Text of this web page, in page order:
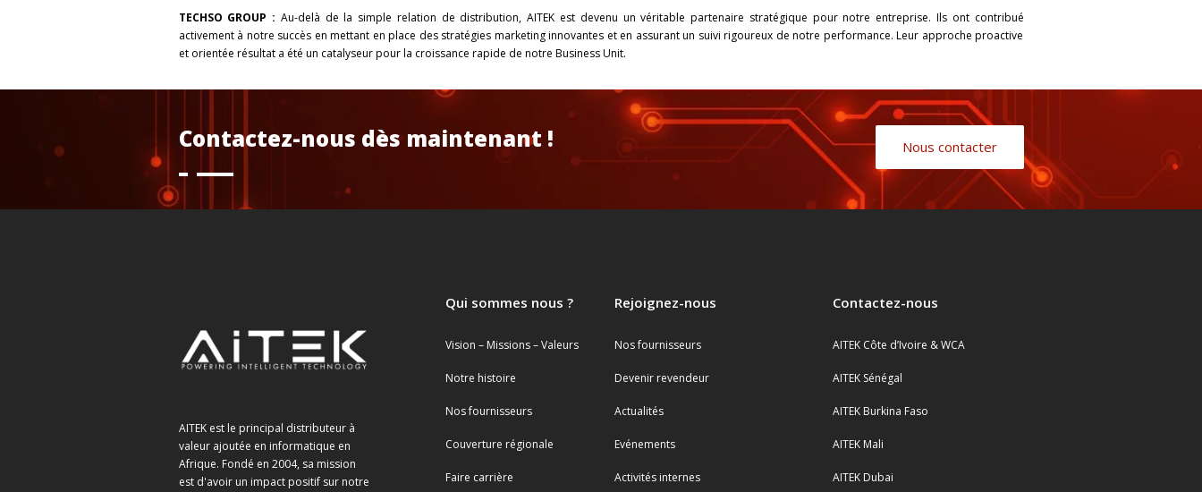
TECHSO GROUP : Au-delà de la simple relation de distribution, AITEK est devenu un véritable partenaire stratégique pour notre entreprise. Ils ont contribué
activement à notre succès en mettant en place des stratégies marketing innovantes et en assurant un suivi rigoureux de notre performance. Leur approche proactive
et orientée résultat a été un catalyseur pour la croissance rapide de notre Business Unit.
Contactez-nous dès maintenant ! Nous contacter
AITEK est le principal distributeur à
valeur ajoutée en informatique en
Afrique. Fondé en 2004, sa mission
est d'avoir un impact positif sur notre
Qui sommes nous ?
Vision – Missions – Valeurs
Notre histoire
Nos fournisseurs
Couverture régionale
Faire carrière
Rejoignez-nous
Nos fournisseurs
Devenir revendeur
Actualités
Evénements
Activités internes
Contactez-nous
AITEK Côte d’Ivoire & WCA
AITEK Sénégal
AITEK Burkina Faso
AITEK Mali
AITEK Dubai